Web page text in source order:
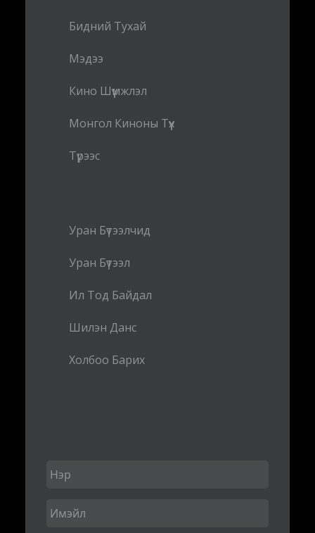
Бидний Тухай
Мэдээ
Кино Шүүмжлэл
Монгол Киноны Түүх
Түрээс
Уран Бүтээлчид
Уран Бүтээл
Ил Тод Байдал
Шилэн Данс
Холбоо Барих